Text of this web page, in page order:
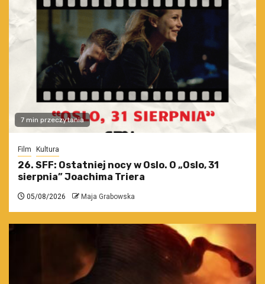
7 min przeczytania
Film Kultura
26. SFF: Ostatniej nocy w Oslo. O „Oslo, 31
sierpnia” Joachima Triera
05/08/2026 Maja Grabowska